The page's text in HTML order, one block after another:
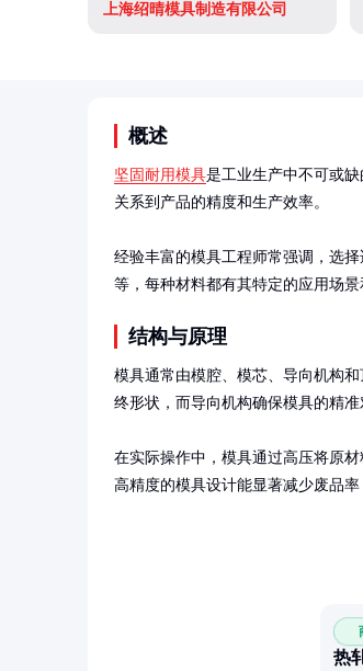
上海绍晴模具制造有限公司
概述
坚固耐用模具是工业生产中不可或
关系到产品的精度和生产效率。
经验丰富的模具工程师常强调，选
等，每种材料都有其特定的应用场景
结构与原理
模具通常由模腔、模芯、导向机构
终形状，而导向机构确保模具的精准
在实际操作中，模具通过高压将原
高精度的模具设计能显著减少废品率
热